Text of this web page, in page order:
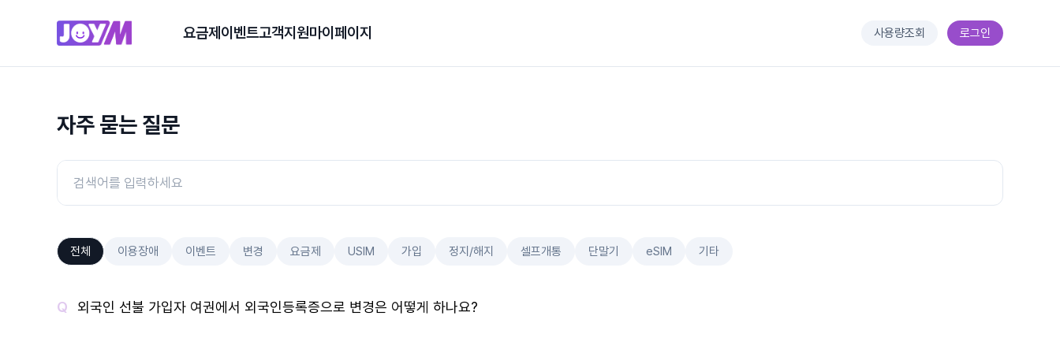
요금제 이벤트고객지원마이페이지 사용량조회 로그인
자주 묻는 질문
전체 이용장애 이벤트 변경 요금제 USIM 가입 정지/해지 셀프개통 단말기 eSIM 기타
외국인 선불 가입자 여권에서 외국인등록증으로 변경은 어떻게 하나요?